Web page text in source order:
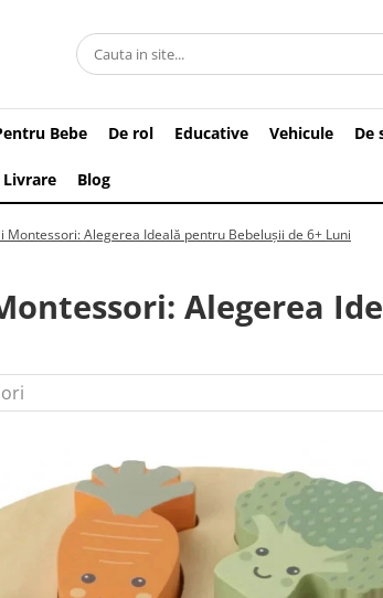
Bebe De rol Educative Vehicule De
Blog
Montessori: Alegerea Ideală pentru Bebelușii de 6+ Luni
Alegerea